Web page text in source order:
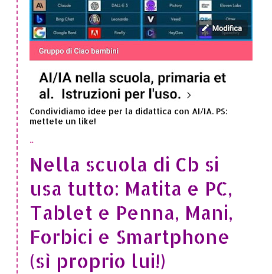
Condividiamo idee per la didattica con AI/IA. PS:
mettete un like!
..
Nella scuola di Cb si
usa tutto: Matita e PC,
Tablet e Penna, Mani,
Forbici e Smartphone
(sì proprio lui!)